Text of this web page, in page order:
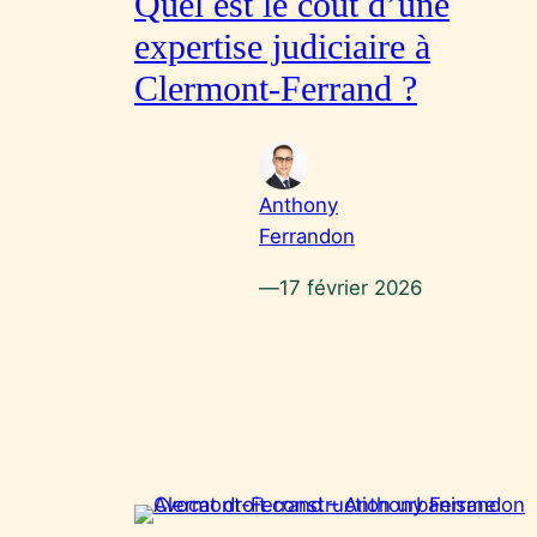
expertise judiciaire à
Clermont-Ferrand ?
Anthony
Ferrandon
—17 février 2026